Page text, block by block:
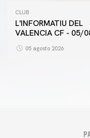
CLUB
L'INFORMATIU DEL
VALENCIA CF - 05/
05 agosto 2026